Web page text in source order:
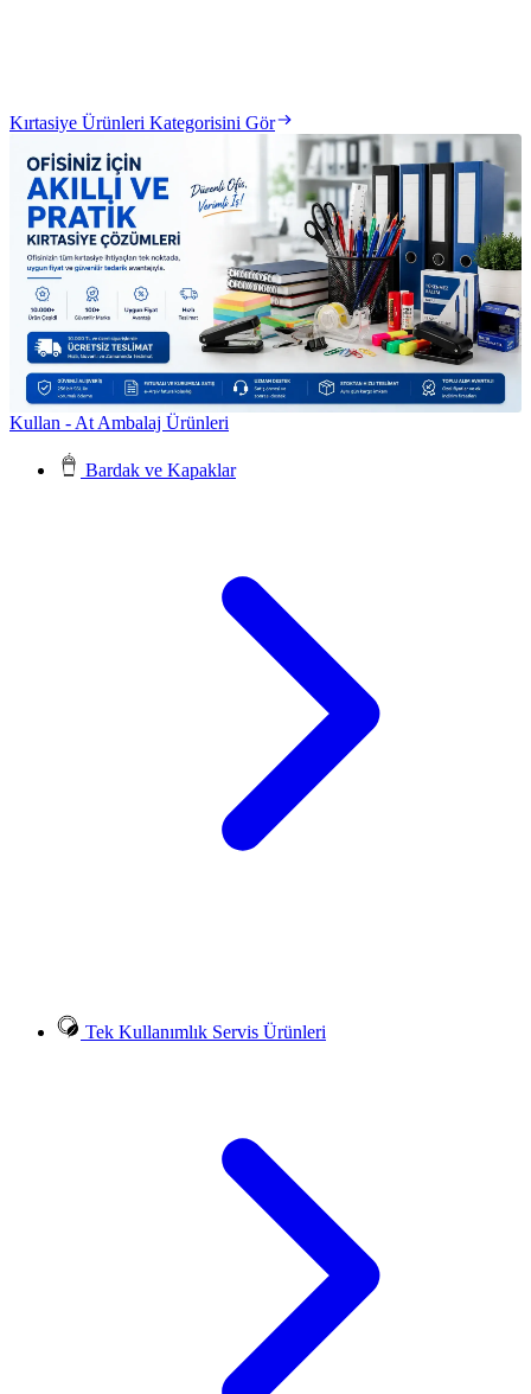
Kırtasiye Ürünleri Kategorisini Gör
Kullan - At Ambalaj Ürünleri
Bardak ve Kapaklar
Tek Kullanımlık Servis Ürünleri